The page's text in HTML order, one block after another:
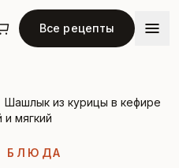
Все рецепты
Шашлык из курицы в кефире
и мягкий
БЛЮДА